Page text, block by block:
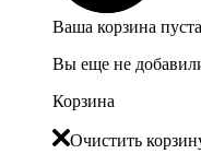
Ваша корзина пуста
Вы еще не
Корзина
Очистить